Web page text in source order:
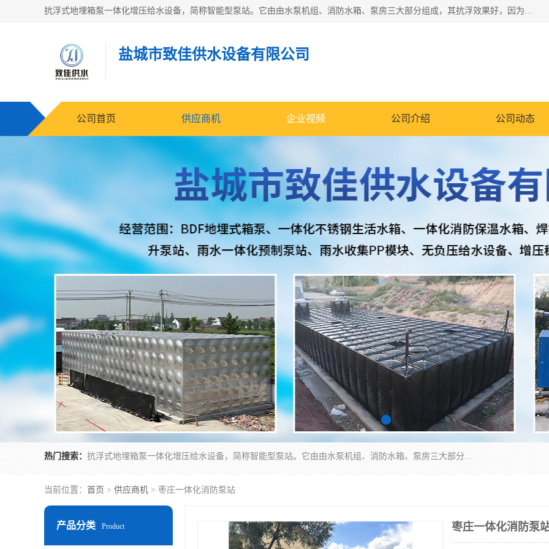
抗浮式地埋箱泵一体化增压给水设备，简称智能型泵站。它由由水泵机组、消防水箱、泵房三大部分组成，其抗浮效果好，因为设计时通过将底板与箱体联在一起，箱体重量抵消了地下水浮力。系统维护好，内部拉筋、泵站、管道，喷淋等各部运行正堂，无一损坏；结构更牢固。
盐城市致佳供水设备有限公司
公司首页 供应商机 企业视频 公司介绍 公司动态
热门搜索： 抗浮式地埋箱泵一体化增压给水设备，简称智能型泵站。它由由水泵机组、消防水箱、泵房三大部分组成，其抗浮效果好，因为设计时通过将底板与箱体联在一起，箱体重量抵消了地下水浮力。系统维护好，内部拉筋、泵站、管道，喷淋等各部运行正堂，无一损坏；结构更牢固。
当前位置： 首页 > 供应商机 > 枣庄一体化消防泵站
产品分类 Product 枣庄一体化消防泵